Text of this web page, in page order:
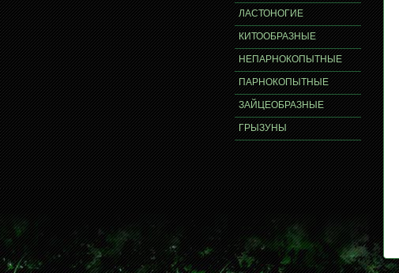
ЛАСТОНОГИЕ
КИТООБРАЗНЫЕ
НЕПАРНОКОПЫТНЫЕ
ПАРНОКОПЫТНЫЕ
ЗАЙЦЕОБРАЗНЫЕ
ГРЫЗУНЫ